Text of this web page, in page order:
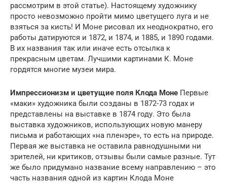
рассмотрим в этой статье). Настоящему художнику
просто невозможно пройти мимо цветущего луга и не
взяться за кисть! И Моне рисовал их неоднократно, его
работы датируются и 1872, и 1874, и 1885, и 1890 годами.
В их названия так или иначе есть отсылка к
прекрасным цветам. Лучшими картинами К. Моне
гордятся многие музеи мира.
Импрессионизм и цветущие поля Клода Моне Первые
«маки» художника были созданы в 1872-73 годах и
представлены на выставке в 1874 году. Это была
выставка художников, использующих новую манеру
письма и работающих «на пленэре», то есть на природе.
Первая же выставка не оставила равнодушными ни
зрителей, ни критиков, отзывы были самые разные. Тут
же было придумано название всему направлению – это
часть названия одной из картин Клода Моне